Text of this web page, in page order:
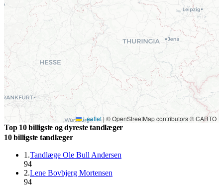
Leaflet | © OpenStreetMap contributors © CARTO
Top 10 billigste og dyreste tandlæger
10 billigste tandlæger
1 .Tandlæge Ole Bull Andersen
94
2.Lene Bovbjerg Mortensen
94